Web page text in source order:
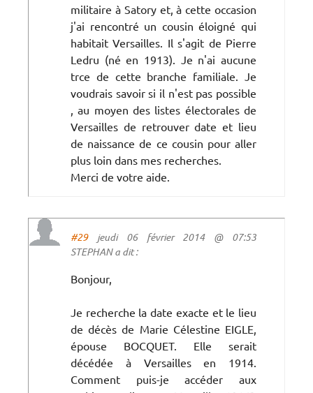
militaire à Satory et, à cette occasion
j'ai rencontré un cousin éloigné qui
habitait Versailles. Il s'agit de Pierre
Ledru (né en 1913). Je n'ai aucune
trce de cette branche familiale. Je
voudrais savoir si il n'est pas possible
, au moyen des listes électorales de
Versailles de retrouver date et lieu
de naissance de ce cousin pour aller
plus loin dans mes recherches.
Merci de votre aide.
#29jeudi 06 février 2014 @ 07:53
STEPHAN a dit :
Bonjour,
Je recherche la date exacte et le lieu
de décès de Marie Célestine EIGLE,
épouse BOCQUET. Elle serait
décédée à Versailles en 1914.
Comment puis-je accéder aux